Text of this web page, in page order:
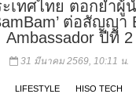
ะเทศไทย ตอกย้ำผู้
ต่อสัญญา
Ambassador ปีที่ 2
31 มีนาคม 2569, 10:11 น.
LIFESTYLE HISO TECH